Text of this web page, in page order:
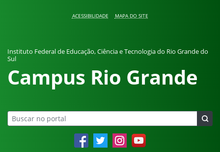
ACESSIBILIDADE MAPA DO SITE
Instituto Federal de Educação, Ciência e Tecnologia do Rio Grande do
Sul
Campus Rio Grande
Facebook Twitter InstagramYouTube